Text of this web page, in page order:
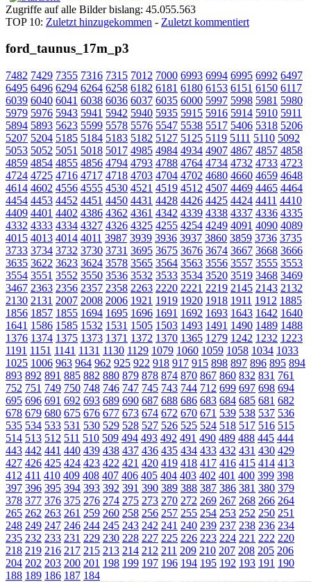
Zugriffe auf alle Bilder bislang: 45.055.563
TOP 10: Zuletzt hinzugekommen - Zuletzt kommentiert
ford_taunus_17m_p3
7482 7429 7355 7316 7315 7012 7000 6993 6994 6995 6992 6497
6495 6496 6294 6264 6258 6182 6181 6180 6153 6151 6150 6117
6039 6040 6041 6038 6036 6037 6035 6000 5997 5998 5981 5980
5979 5976 5943 5941 5942 5940 5935 5915 5916 5914 5910 5911
5894 5893 5623 5599 5578 5576 5547 5538 5517 5406 5318 5206
5207 5204 5185 5184 5183 5182 5127 5125 5119 5111 5110 5092
5053 5052 5051 5018 5017 4985 4984 4934 4907 4867 4857 4858
4859 4854 4855 4856 4794 4793 4788 4764 4734 4732 4733 4723
4724 4725 4716 4717 4718 4703 4704 4702 4680 4660 4659 4648
4614 4602 4556 4555 4530 4521 4519 4512 4507 4469 4465 4464
4454 4453 4452 4451 4450 4431 4428 4426 4425 4424 4411 4410
4409 4401 4402 4386 4362 4361 4342 4339 4338 4337 4336 4335
4332 4333 4334 4327 4326 4325 4255 4254 4249 4091 4090 4089
4015 4013 4014 4011 3987 3939 3936 3937 3860 3859 3736 3735
3733 3734 3732 3730 3731 3695 3675 3676 3674 3667 3668 3666
3635 3622 3623 3624 3578 3565 3564 3563 3556 3557 3555 3553
3554 3551 3552 3550 3536 3532 3533 3534 3520 3519 3468 3469
3467 2363 2356 2357 2358 2263 2220 2221 2219 2145 2143 2132
2130 2131 2007 2008 2006 1921 1919 1920 1918 1911 1912 1885
1856 1857 1855 1694 1695 1696 1691 1692 1693 1643 1642 1640
1641 1586 1585 1532 1531 1505 1503 1493 1491 1490 1489 1488
1376 1374 1375 1373 1371 1372 1370 1365 1279 1242 1232 1223
1191 1151 1141 1131 1130 1129 1079 1060 1059 1058 1034 1033
1025 1006 963 964 962 925 922 918 917 915 898 897 896 895 894
893 892 891 885 882 880 879 878 874 870 867 860 832 831 761
752 751 749 750 748 746 747 745 743 744 712 699 697 698 694
695 696 691 692 693 689 690 687 688 686 683 684 685 681 682
678 679 680 675 676 677 673 674 672 670 671 539 538 537 536
535 534 533 531 530 529 528 527 526 525 524 518 517 516 515
514 513 512 511 510 509 494 493 492 491 490 489 488 445 444
443 442 441 440 439 438 437 436 435 434 433 432 431 430 429
427 426 425 424 423 422 421 420 419 418 417 416 415 414 413
412 411 410 409 408 407 406 405 404 403 402 401 400 399 398
397 396 395 394 393 392 391 390 389 388 387 386 381 380 379
378 377 376 375 276 274 275 273 270 272 269 267 268 266 264
265 262 263 261 259 260 258 256 257 255 254 253 252 250 251
248 249 247 246 244 245 243 242 241 240 239 237 238 236 234
235 232 233 231 229 230 228 227 225 226 223 224 221 222 220
218 219 216 217 215 213 214 212 211 209 210 207 208 205 206
204 202 203 200 201 198 199 197 196 194 195 192 193 191 190
188 189 186 187 184